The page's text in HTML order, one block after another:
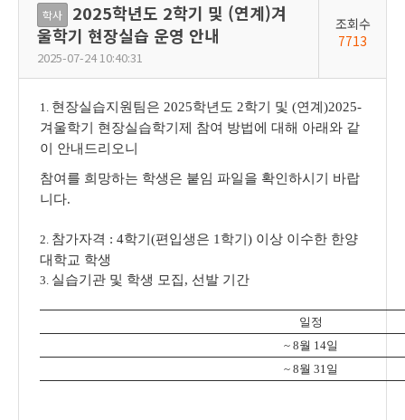
학사
2025학년도 2학기 및 (연계)겨
울학기 현장실습 운영 안내
2025-07-24 10:40:31
조회수
7713
1. 현장실습지원팀은 2025학년도 2학기 및 (연계)2025-
겨울학기 현장실습학기제 참여 방법에 대해 아래와 같
이 안내드리오니
참여를 희망하는 학생은 붙임 파일을 확인하시기 바랍
니다.
2. 참가자격 : 4학기(편입생은 1학기) 이상 이수한 한양
대학교 학생
3. 실습기관 및 학생 모집, 선발 기간
일정
~ 8월 14일
~ 8월 31일